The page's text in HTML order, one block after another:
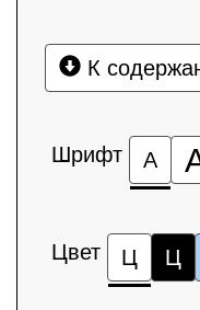
К
Шрифт А
Цвет Ц Ц